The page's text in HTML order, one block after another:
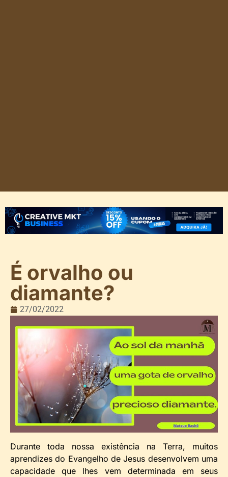
É orvalho ou
diamante?
27/02/2022
Durante toda nossa existência na Terra, muitos
aprendizes do Evangelho de Jesus desenvolvem uma
capacidade que lhes vem determinada em seus